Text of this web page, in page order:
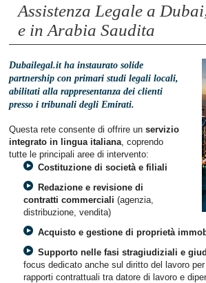
Assistenza Legale a
e in Arabia Saudita
Dubailegal.it ha instaurato solide
partnership con primari studi legali locali,
abilitati alla rappresentanza dei clienti
presso i tribunali degli Emirati.
Questa rete consente di offrire unservizio
integrato in lingua italiana , coprendo
tutte le principali aree di intervento:
Costituzione di società e filiali
Redazione e revisione di
contratti commerciali (agenzia,
distribuzione, vendita)
Acquisto e gestione di proprietà
Supporto nelle fasi stragiudiziali e
focus dedicato anche sul diritto del lavoro
rapporti contrattuali tra datore di lavoro e